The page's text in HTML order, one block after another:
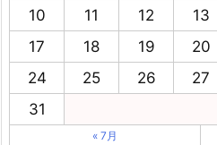
10
11 12 13
17
18 19 20
24
25 26 27
31
« 7月